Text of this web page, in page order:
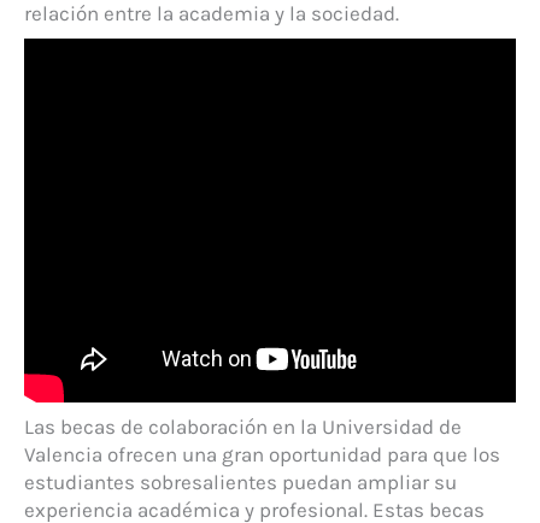
relación entre la academia y la sociedad.
Las becas de colaboración en la Universidad de
Valencia ofrecen una gran oportunidad para que los
estudiantes sobresalientes puedan ampliar su
experiencia académica y profesional. Estas becas